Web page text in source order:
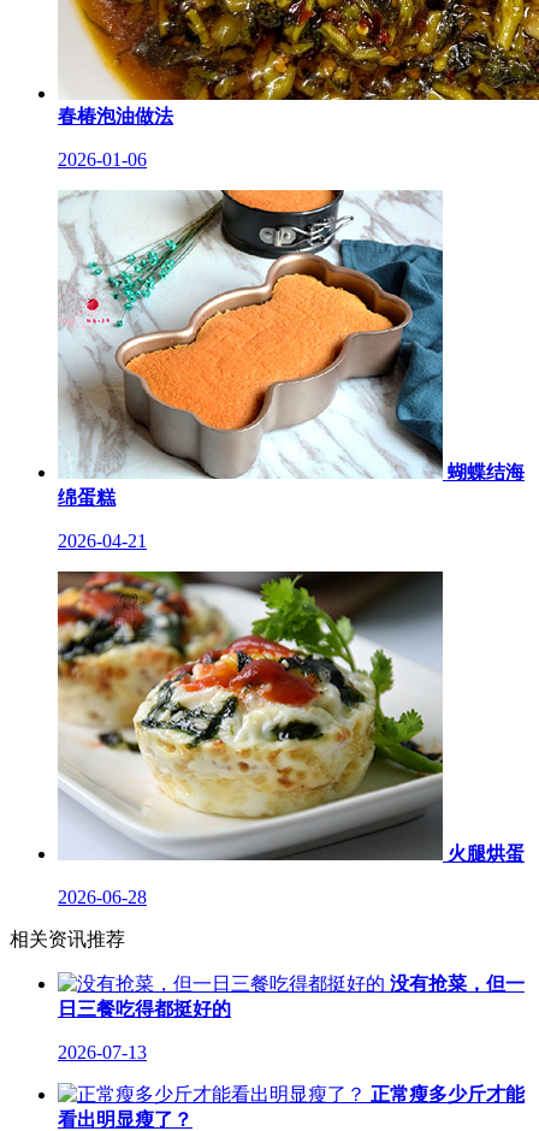
春椿泡油做法
2026-01-06
蝴蝶结海
绵蛋糕
2026-04-21
火腿烘蛋
2026-06-28
相关资讯推荐
没有抢菜，但一
日三餐吃得都挺好的
2026-07-13
正常瘦多少斤才能
看出明显瘦了？